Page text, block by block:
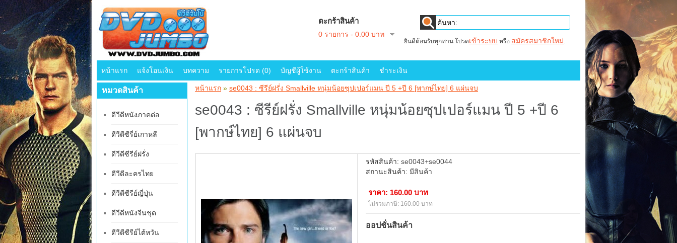
ตะกร้าสินค้า
0 รายการ - 0.00 บาท
ยินดีต้อนรับทุกท่าน โปรดเข้าระบบ หรือ สมัครสมาชิกใหม่.
หน้าแรก แจ้งโอนเงิน บทความ รายการโปรด (0) บัญชีผู้ใช้งาน ตะกร้าสินค้า ชำระเงิน
หมวดสินค้า
ดีวีดีหนังภาคต่อ
ดีวีดีซีรี่ย์เกาหลี
ดีวีดีซีรีย์ฝรั่ง
ดีวีดีละครไทย
ดีวีดีซีรีย์ญี่ปุ่น
ดีวีดีหนังจีนชุด
ดีวีดีซีรีย์ไต้หวัน
หน้าแรก » se0043 : ซีรีย์ฝรั่ง Smallville หนุ่มน้อยซุปเปอร์แมน ปี 5 +ปี 6 [พากษ์ไทย] 6 แผ่นจบ
se0043 : ซีรีย์ฝรั่ง Smallville หนุ่มน้อยซุปเปอร์แมน ปี 5 +ปี 6
[พากษ์ไทย] 6 แผ่นจบ
รหัสสินค้า: se0043+se0044
สถานะสินค้า: มีสินค้า
ราคา: 160.00 บาท
ไม่รวมภาษี: 160.00 บาท
ออปชั่นสินค้า